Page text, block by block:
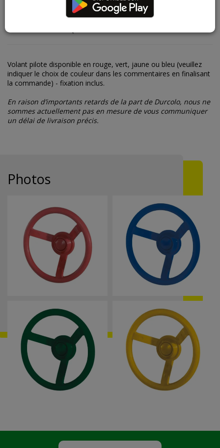
Volant pilote disponible en rouge, vert, jaune ou bleu (veuillez
indiquer le choix de couleur dans les commentaires en finalisant
la commande) - fixation inclus.
En raison d’importants retards de la part de Durcolo, nous ne
sommes actuellement pas en mesure de vous communiquer
un délai de livraison précis.
Photos